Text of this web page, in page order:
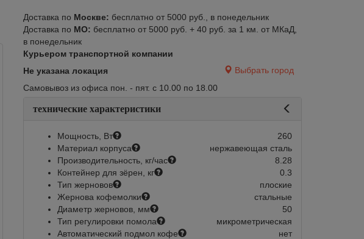
Сравнить Нравится
204659
Склад 1-2 дня:
в наличии
Арт.:204418
Доставка по Москве: бесплатно от 5000 руб., в понедельник
Доставка по МО: бесплатно от 5000 руб. + 40 руб. за 1 км. от МКаД,
в понедельник
Курьером транспортной компании
Не указана локация
Выбрать город
Самовывоз из офиса пон. - пят. с 10.00 по 18.00
технические характеристики
Мощность, Вт
260
Материал корпуса
нержавеющая сталь
Производительность, кг/час
8.28
Контейнер для зёрен, кг
0.3
Тип жерновов
плоские
Жернова кофемолки
стальные
Диаметр жерновов, мм
50
Тип регулировки помола
микрометрическая
Автоматический подмол кофе
нет